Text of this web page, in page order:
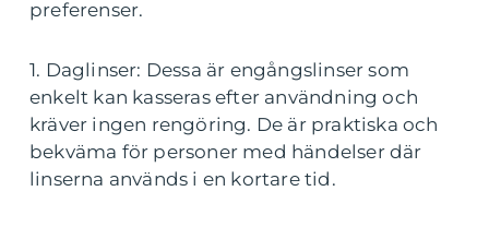
preferenser.
1. Daglinser: Dessa är engångslinser som
enkelt kan kasseras efter användning och
kräver ingen rengöring. De är praktiska och
bekväma för personer med händelser där
linserna används i en kortare tid.